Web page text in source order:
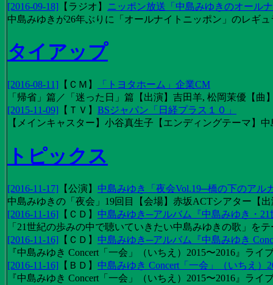
[2016-09-18] 【 ラジオ 】 ニッポン放送「中島みゆきのオール
中島みゆきが26年ぶりに「オールナイトニッポン」のレギ
タイアップ
[2016-08-11] 【 ＣＭ 】
「トヨタホーム」企業CM
「帰省」篇／「迷った日」篇【出演】吉田羊, 松岡茉優【
[2015-11-09] 【 ＴＶ 】 BSジャパン「日経プラス１０」
【メインキャスター】小谷真生子【エンディングテーマ】
トピックス
[2016-11-17] 【公演】 中島みゆき「夜会Vol.19─橋の下のアル
中島みゆきの「夜会」19回目【会場】赤坂ACTシアター【
[2016-11-16] 【 ＣＤ 】 中島みゆき─アルバム『中島みゆき・
「21世紀の歩みの中で聴いていきたい中島みゆきの歌」を
[2016-11-16] 【 ＣＤ 】 中島みゆき─アルバム『中島みゆき
『中島みゆき Concert「一会」（いちえ）2015〜2016』ラ
[2016-11-16] 【 ＢＤ 】 中島みゆき Concert「一会」（いちえ）
『中島みゆき Concert「一会」（いちえ）2015〜2016』ラ